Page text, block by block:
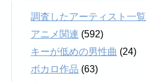
調査したアーティスト一覧
アニメ関連 (592)
キーが低めの男性曲 (24)
ボカロ作品 (63)